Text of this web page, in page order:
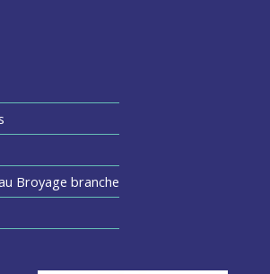
Broyage branche